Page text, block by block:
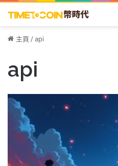
主頁 /api
api